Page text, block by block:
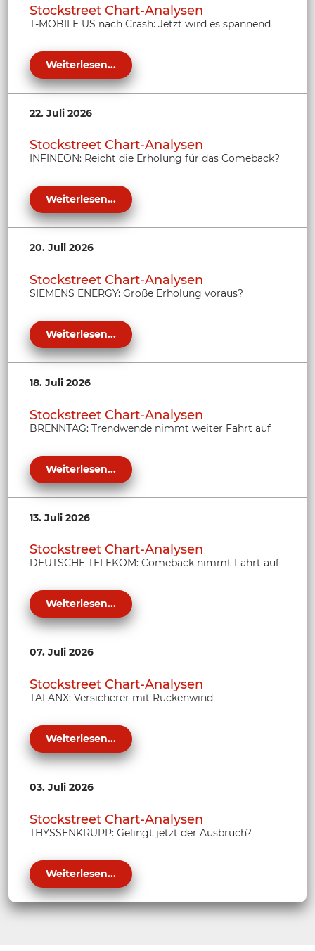
Stockstreet Chart-Analysen
T-MOBILE US nach Crash: Jetzt wird es spannend
Weiterlesen...
22. Juli 2026
Stockstreet Chart-Analysen
INFINEON: Reicht die Erholung für das Comeback?
Weiterlesen...
20. Juli 2026
Stockstreet Chart-Analysen
SIEMENS ENERGY: Große Erholung voraus?
Weiterlesen...
18. Juli 2026
Stockstreet Chart-Analysen
BRENNTAG: Trendwende nimmt weiter Fahrt auf
Weiterlesen...
13. Juli 2026
Stockstreet Chart-Analysen
DEUTSCHE TELEKOM: Comeback nimmt Fahrt auf
Weiterlesen...
07. Juli 2026
Stockstreet Chart-Analysen
TALANX: Versicherer mit Rückenwind
Weiterlesen...
03. Juli 2026
Stockstreet Chart-Analysen
THYSSENKRUPP: Gelingt jetzt der Ausbruch?
Weiterlesen...